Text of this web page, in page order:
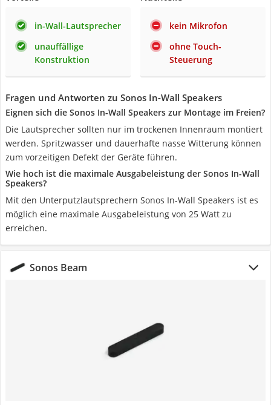
in-Wall-Lautsprecher
unauffällige
Konstruktion
kein Mikrofon
ohne Touch-
Steuerung
Fragen und Antworten zu Sonos In-Wall Speakers
Eignen sich die Sonos In-Wall Speakers zur Montage im Freien?
Die Lautsprecher sollten nur im trockenen Innenraum montiert
werden. Spritzwasser und dauerhafte nasse Witterung können
zum vorzeitigen Defekt der Geräte führen.
Wie hoch ist die maximale Ausgabeleistung der Sonos In-Wall
Speakers?
Mit den Unterputzlautsprechern Sonos In-Wall Speakers ist es
möglich eine maximale Ausgabeleistung von 25 Watt zu
erreichen.
Sonos Beam